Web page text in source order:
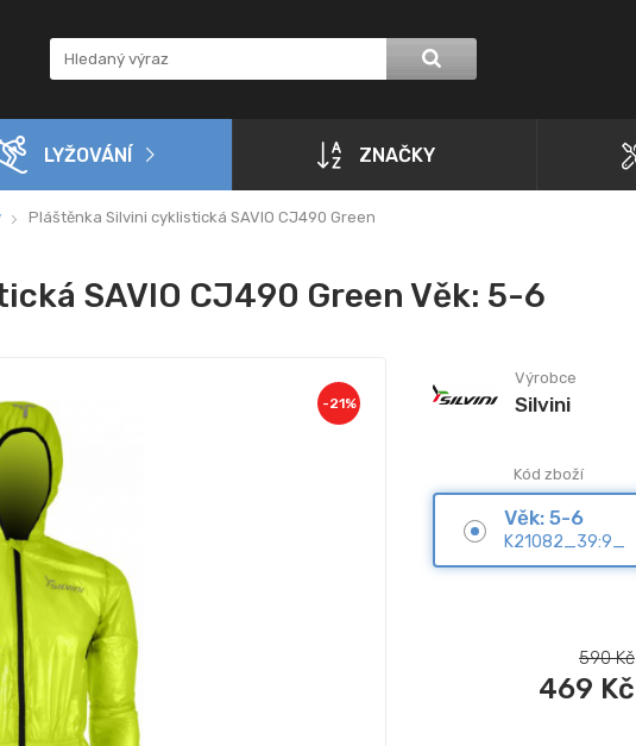
LYŽOVÁNÍ ZNAČKY
Pláštěnka Silvini cyklistická SAVIO CJ490 Green
SAVIO CJ490 Green Věk: 5-6
-21%
Výrobce
Silvini
Kód zboží
Věk: 5-6
K21082_39:9_
590Kč
469 Kč